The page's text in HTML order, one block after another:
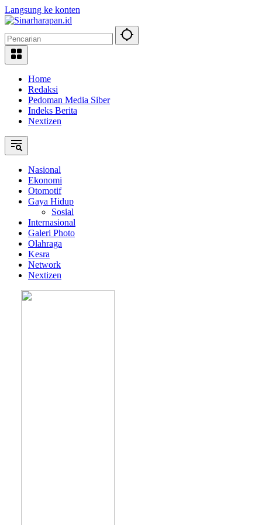
Langsung ke konten
Home
Redaksi
Pedoman Media Siber
Indeks Berita
Nextizen
Nasional
Ekonomi
Otomotif
Gaya Hidup
Sosial
Internasional
Galeri Photo
Olahraga
Kesra
Network
Nextizen